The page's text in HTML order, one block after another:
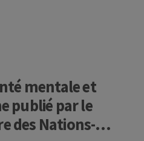
mentale et
publié par le
des Nations-